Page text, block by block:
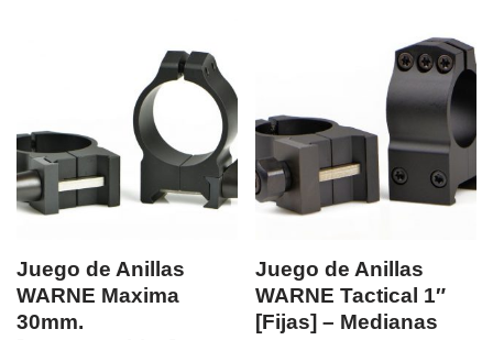
Juego de Anillas
WARNE Maxima
30mm.
Juego de Anillas
WARNE Tactical 1″
[Fijas] – Medianas